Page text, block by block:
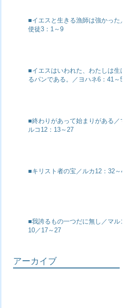
■イエスと生きる漁師は強かった／
使徒3：1～9
■イエスはいわれた、わたしは生け
るパンである。／ヨハネ6：41～51
■終わりがあって始まりがある／マ
ルコ12：13～27
■キリスト者の宝／ルカ12：32～40
■我誇るもの一つだに無し／マルコ
10／17～27
アーカイブ